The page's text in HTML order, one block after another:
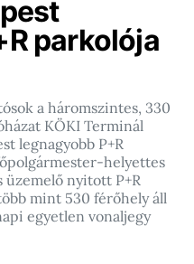
parkolója
a háromszintes, 330
KÖKI Terminál
legnagyobb P+R
helyettes
üzemelő nyitott P+R
mint 530 férőhely áll
egyetlen vonaljegy